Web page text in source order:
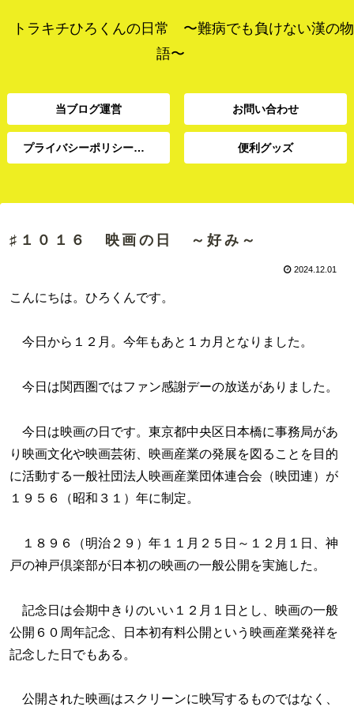
トラキチひろくんの日常 〜難病でも負けない漢の物
語〜
当ブログ運営 お問い合わせ
プライバシーポリシー、免責事項 便利グッズ
♯１０１６ 映画の日 ～好み～
2024.12.01
こんにちは。ひろくんです。
今日から１２月。今年もあと１カ月となりました。
今日は関西圏ではファン感謝デーの放送がありました。
今日は映画の日です。東京都中央区日本橋に事務局があ
り映画文化や映画芸術、映画産業の発展を図ることを目的
に活動する一般社団法人映画産業団体連合会（映団連）が
１９５６（昭和３１）年に制定。
１８９６（明治２９）年１１月２５日～１２月１日、神
戸の神戸倶楽部が日本初の映画の一般公開を実施した。
記念日は会期中きりのいい１２月１日とし、映画の一般
公開６０周年記念、日本初有料公開という映画産業発祥を
記念した日でもある。
公開された映画はスクリーンに映写するものではなく、